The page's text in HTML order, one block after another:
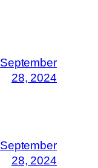
September
28, 2024
September
28, 2024